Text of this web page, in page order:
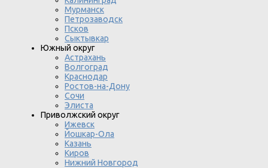
Мурманск
Петрозаводск
Псков
Сыктывкар
Южный округ
Астрахань
Волгоград
Краснодар
Ростов-на-Дону
Сочи
Элиста
Приволжский округ
Ижевск
Йошкар-Ола
Казань
Киров
Нижний Новгород